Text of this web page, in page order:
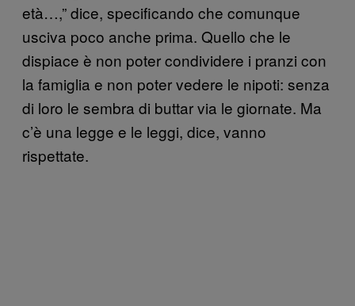
età…,” dice, specificando che comunque
usciva poco anche prima. Quello che le
dispiace è non poter condividere i pranzi con
la famiglia e non poter vedere le nipoti: senza
di loro le sembra di buttar via le giornate. Ma
c’è una legge e le leggi, dice, vanno
rispettate.